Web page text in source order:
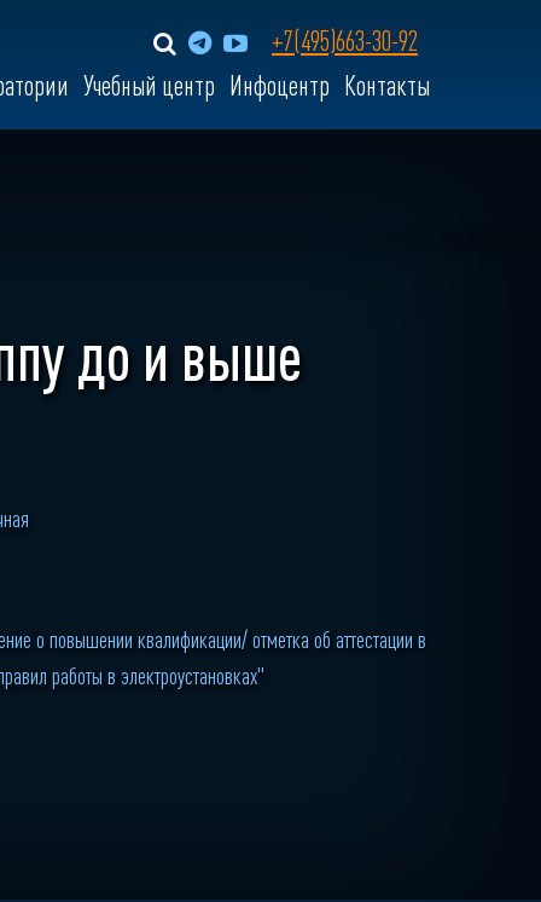
+7(495)663-30-92
Учебный центр Инфоцентр Контакты
до и выше
о повышении квалификации/ отметка об аттестации в
работы в электроустановках"